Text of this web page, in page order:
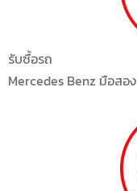
รับซื้อรถ
Mercedes Benz มือสอง